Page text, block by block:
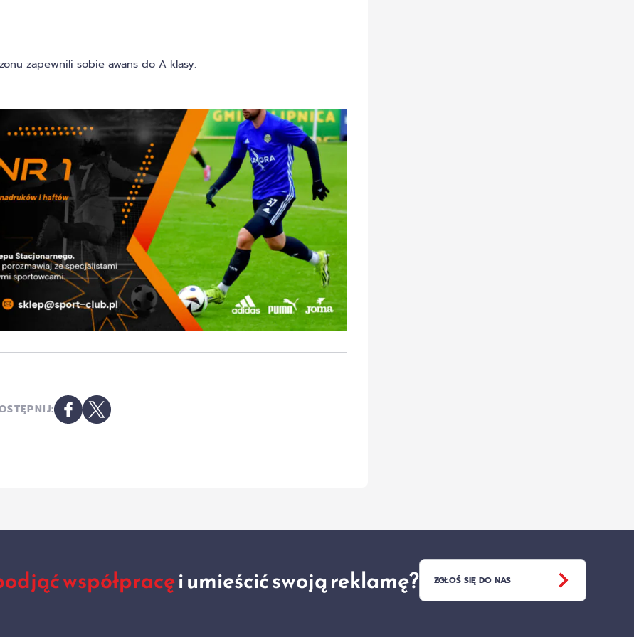
zapewnili sobie awans do A klasy.
współpracęi umieścić swoją reklamę? ZGŁOŚ SIĘ DO NAS